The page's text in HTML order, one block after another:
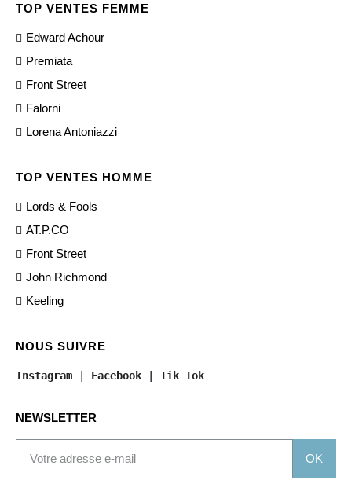
TOP VENTES FEMME
Edward Achour
Premiata
Front Street
Falorni
Lorena Antoniazzi
TOP VENTES HOMME
Lords & Fools
AT.P.CO
Front Street
John Richmond
Keeling
NOUS SUIVRE
Instagram | Facebook | Tik Tok
NEWSLETTER
OK